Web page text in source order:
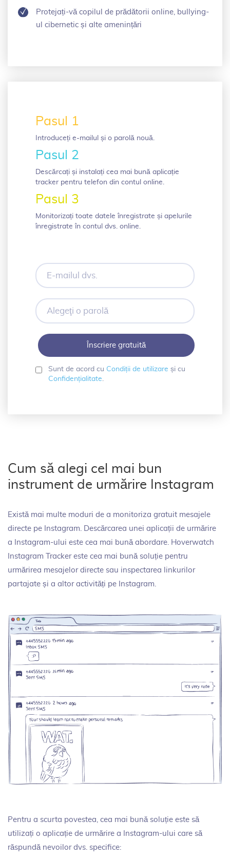
Protejați-vă copilul de prădătorii online, bullying-
ul cibernetic și alte amenințări
Pasul 1
Introduceți e-mailul și o parolă nouă.
Pasul 2
Descărcați și instalați cea mai bună aplicație
tracker pentru telefon din contul online.
Pasul 3
Monitorizați toate datele înregistrate și apelurile
înregistrate în contul dvs. online.
E-
mailul
dvs.
Alegeţi
o
parolă
Sunt de acord cu Condiții de utilizare și cu
Confidențialitate
Cum să alegi cel mai bun
instrument de urmărire Instagram
Există mai multe moduri de a monitoriza gratuit mesajele
directe pe Instagram. Descărcarea unei aplicații de urmărire
a Instagram-ului este cea mai bună abordare. Hoverwatch
Instagram Tracker este cea mai bună soluție pentru
urmărirea mesajelor directe sau inspectarea linkurilor
partajate și a altor activități pe Instagram.
Pentru a scurta povestea, cea mai bună soluție este să
utilizați o aplicație de urmărire a Instagram-ului care să
răspundă nevoilor dvs. specifice: